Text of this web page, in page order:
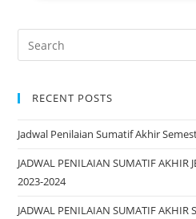
RECENT POSTS
Jadwal Penilaian Sumatif Akhir
JADWAL PENILAIAN SUMATIF AKHIR
2023-2024
JADWAL PENILAIAN SUMATIF AKHIR